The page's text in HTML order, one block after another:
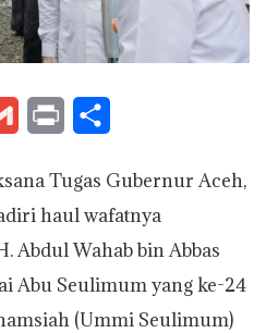
a
i
l
i
n
t
a
r
e
Tugas Gubernur Aceh,
haul wafatnya
Abdul Wahab bin Abbas
Abu Seulimum yang ke-24
(Ummi Seulimum)